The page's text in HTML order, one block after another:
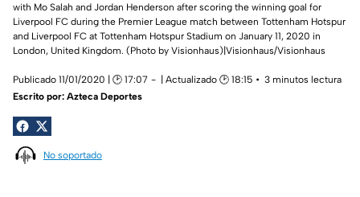
with Mo Salah and Jordan Henderson after scoring the winning goal for
Liverpool FC during the Premier League match between Tottenham Hotspur
and Liverpool FC at Tottenham Hotspur Stadium on January 11, 2020 in
London, United Kingdom. (Photo by Visionhaus)|Visionhaus/Visionhaus
Publicado 11/01/2020 | 🕑 17:07 | Actualizado 🕑 18:15
3 minutos lectura
Escrito por: Azteca Deportes
No soportado